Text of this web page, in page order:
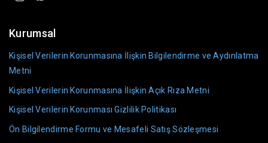
Kurumsal
Kişisel Verilerin Korunmasına İlişkin Bilgilendirme ve Aydınlatma
Metni
Kişisel Verilerin Korunmasına İlişkin Açık Rıza Metni
Kişisel Verilerin Korunması Gizlilik Politikası
Ön Bilgilendirme Formu ve Mesafeli Satış Sözleşmesi